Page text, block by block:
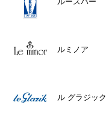
ルミノア
ル グラジック